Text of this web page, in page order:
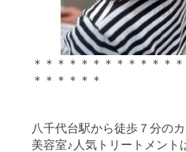
＊＊＊＊＊＊＊＊＊＊＊＊
＊＊＊＊＊＊
八千代台駅から徒歩７分の
美容室♪人気トリートメント